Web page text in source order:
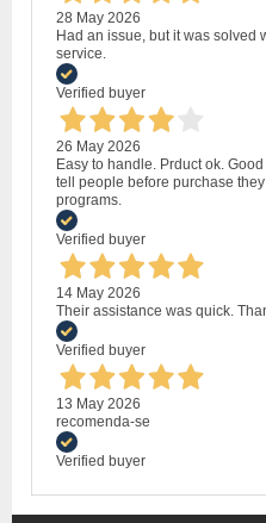
28 May 2026
Had an issue, but it was solved
service.
Verified buyer
26 May 2026
Easy to handle. Prduct ok.
tell people before purchase
programs.
Verified buyer
14 May 2026
Their assistance was quick.
Verified buyer
13 May 2026
recomenda-se
Verified buyer